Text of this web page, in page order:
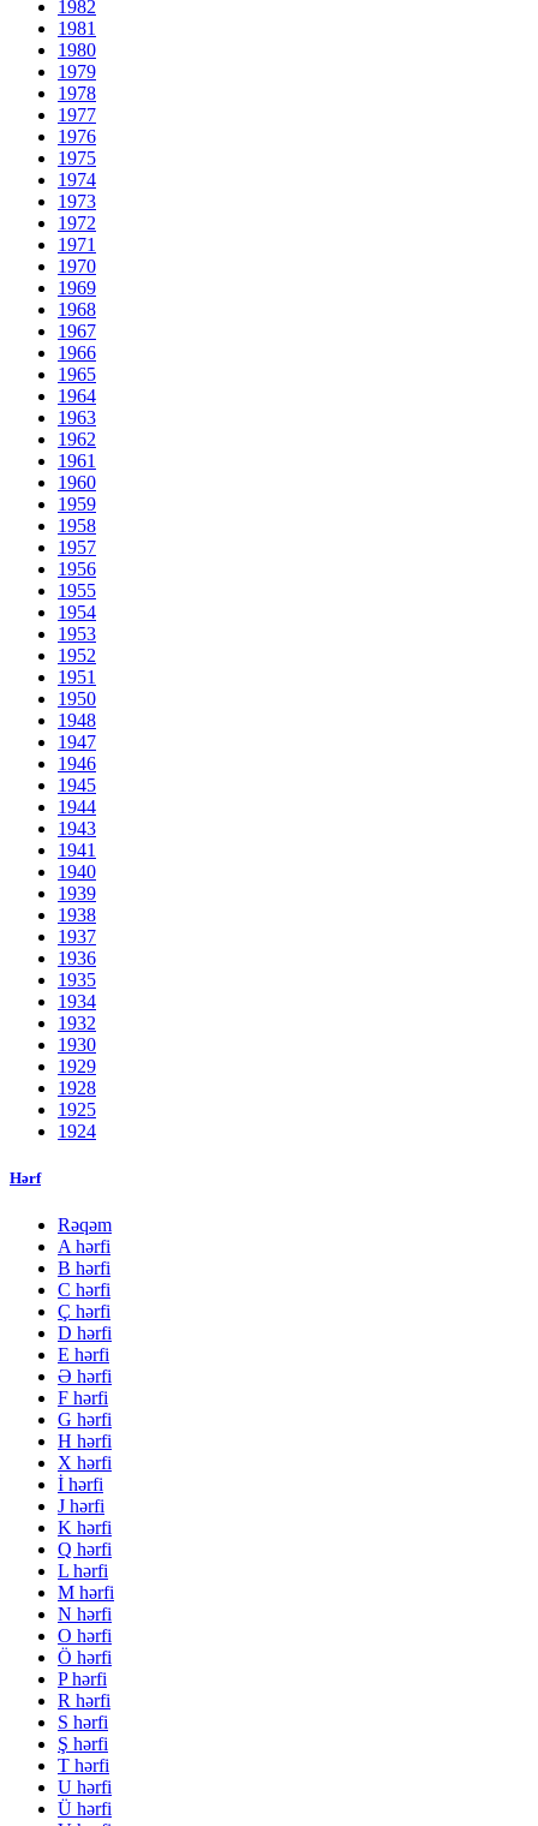
1982
1981
1980
1979
1978
1977
1976
1975
1974
1973
1972
1971
1970
1969
1968
1967
1966
1965
1964
1963
1962
1961
1960
1959
1958
1957
1956
1955
1954
1953
1952
1951
1950
1948
1947
1946
1945
1944
1943
1941
1940
1939
1938
1937
1936
1935
1934
1932
1930
1929
1928
1925
1924
Hərf
Rəqəm
A hərfi
B hərfi
C hərfi
Ç hərfi
D hərfi
E hərfi
Ə hərfi
F hərfi
G hərfi
H hərfi
X hərfi
İ hərfi
J hərfi
K hərfi
Q hərfi
L hərfi
M hərfi
N hərfi
O hərfi
Ö hərfi
P hərfi
R hərfi
S hərfi
Ş hərfi
T hərfi
U hərfi
Ü hərfi